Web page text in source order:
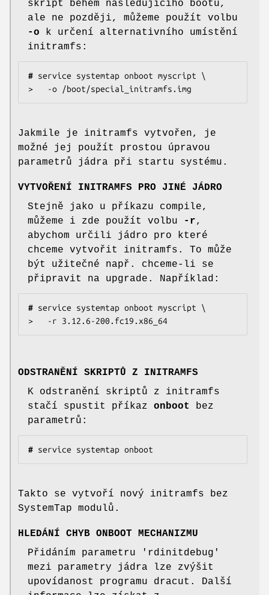
skript během následujícího bootu,
ale ne později, můžeme použít volbu
-o k určení alternativního umístění
initramfs:
# service systemtap onboot myscript \
>   -o /boot/special_initramfs.img
Jakmile je initramfs vytvořen, je
možné jej použít prostou úpravou
parametrů jádra při startu systému.
VYTVOŘENÍ INITRAMFS PRO JINÉ JÁDRO
Stejně jako u příkazu compile,
můžeme i zde použít volbu
-r,
abychom určili jádro pro které
chceme vytvořit initramfs. To může
být užitečné např. chceme-li se
připravit na upgrade. Například:
# service systemtap onboot myscript \
>   -r 3.12.6-200.fc19.x86_64
ODSTRANĚNÍ SKRIPTŮ Z INITRAMFS
K odstranění skriptů z initramfs
stačí spustit příkaz onboot
bez
parametrů:
# service systemtap onboot
Takto se vytvoří nový initramfs bez
SystemTap modulů.
HLEDÁNÍ CHYB ONBOOT MECHANIZMU
Přidáním parametru 'rdinitdebug'
mezi parametry jádra lze zvýšit
upovídanost programu dracut. Další